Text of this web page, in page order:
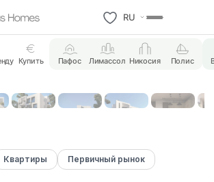
RU
Купить Пафос Лимассол Никосия Полис
11 Photos
Квартиры Первичный рынок